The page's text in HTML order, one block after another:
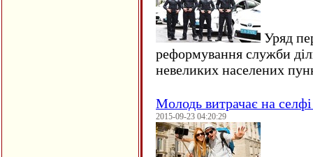
Уряд
реформування служби
невеликих населених
Молодь витрачає на
2015-09-23 04:20:29